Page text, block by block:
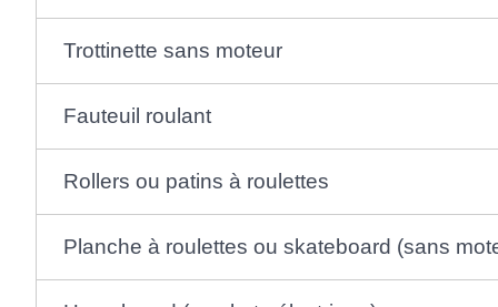
Trottinette sans moteur
Fauteuil roulant
Rollers ou patins à roulettes
Planche à roulettes ou skateboard (sans